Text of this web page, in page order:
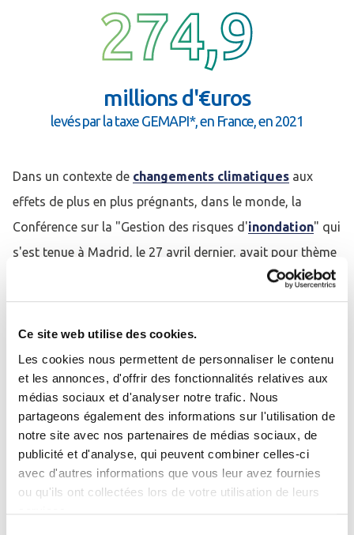
Ce site web utilise des cookies.
Les cookies nous permettent de personnaliser le contenu
et les annonces, d'offrir des fonctionnalités relatives aux
médias sociaux et d'analyser notre trafic. Nous
partageons également des informations sur l'utilisation de
notre site avec nos partenaires de médias sociaux, de
publicité et d'analyse, qui peuvent combiner celles-ci
avec d'autres informations que vous leur avez fournies
ou qu'ils ont collectées lors de votre utilisation de leurs
274,9
millions d'€uros
levés par la taxe GEMAPI*, en France, en 2021
Dans un contexte de changements climatiques aux
effets de plus en plus prégnants, dans le monde, la
Conférence sur la "Gestion des risques d'inondation" qui
s'est tenue à Madrid, le 27 avril dernier, avait pour thème
central, "les approches numériques pour la surveillance et
les prévisions hydrologiques dans les organismes de
bassin".
M. Eric Tardieu, Directeur général de l'OiEau et Secrétaire
Général du
Réseau International des Organismes de
Bassin(RIOB), créé par notre association, en 1993, a pu y
partagernotre expertiseet nos analyses, lors d'une
intervention.
Se connecter
J'ai déjà un compte
Adresse email *